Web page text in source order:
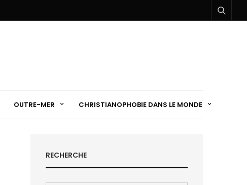
OUTRE-MER CHRISTIANOPHOBIE DANS LE MONDE
RECHERCHE